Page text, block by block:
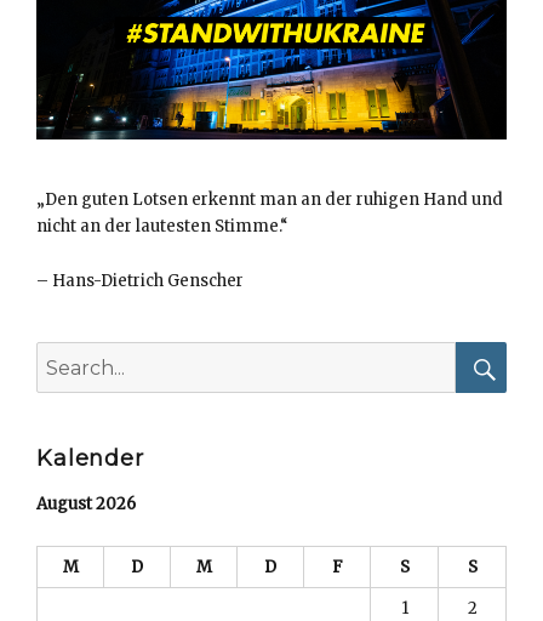
„Den guten Lotsen erkennt man an der ruhigen Hand und
nicht an der lautesten Stimme.“
– Hans-Dietrich Genscher
for:
Kalender
August 2026
M D M D F S
S
1
2